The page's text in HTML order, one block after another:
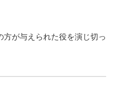
が与えられた役を演じ切っ